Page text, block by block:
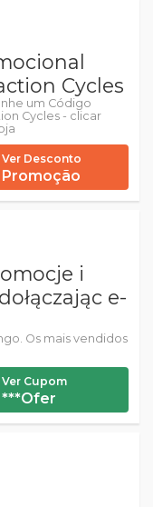
Cycles
um Código
Cycles - clicar
Ver Desconto
Promoção
i
e-
Os mais vendidos
Ver Cupom
***Ofer